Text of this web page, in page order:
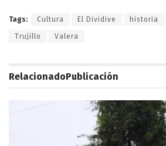
Tags: Cultura El Dividive historia
Trujillo Valera
RelacionadoPublicación